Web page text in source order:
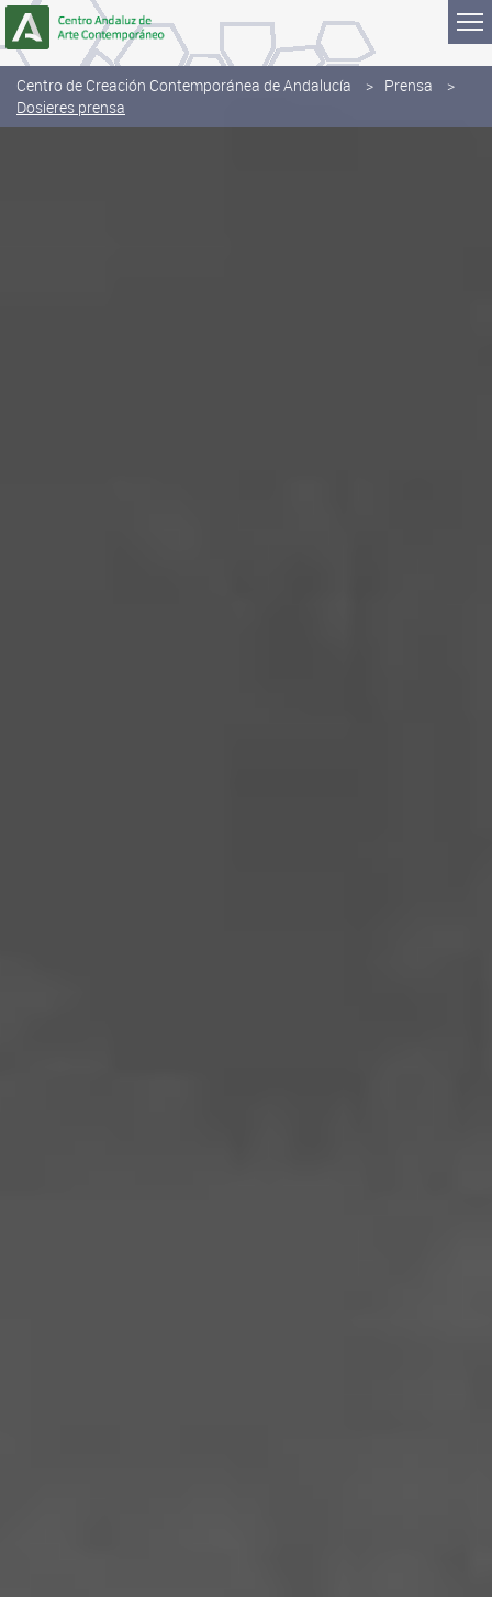
Saltar al contenido
Centro de Creación Contemporánea de Andalucía
Prensa
Dosieres prensa